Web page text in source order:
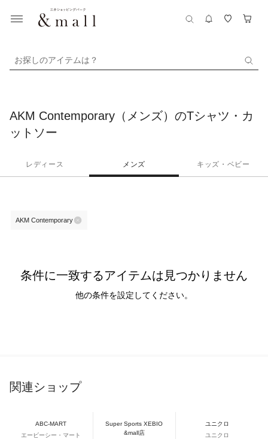
お探しのアイテムは？
AKM Contemporary（メンズ）のTシャツ・カ
ットソー
レディース メンズ キッズ・ベビー
AKM Contemporary
条件に一致するアイテムは見つかりません
他の条件を設定してください。
関連ショップ
ABC-MART
エービーシー・マート
Super Sports XEBIO
&mall店
ユニクロ
ユニクロ